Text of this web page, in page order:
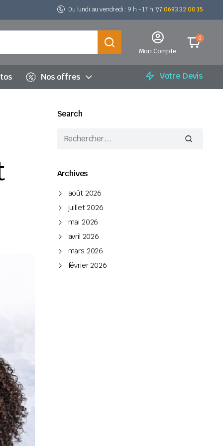
Du lundi au vendredi : 9 h - 17 h 7/70693 32 00 15
Mon Compte
0
Nos offres Votre Devis
Search
Archives
août 2026
juillet 2026
mai 2026
avril 2026
mars 2026
février 2026